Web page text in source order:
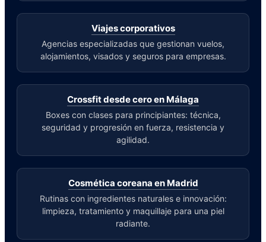
Viajes corporativos
Agencias especializadas que gestionan vuelos,
alojamientos, visados y seguros para empresas.
Crossfit desde cero en Málaga
Boxes con clases para principiantes: técnica,
seguridad y progresión en fuerza, resistencia y
agilidad.
Cosmética coreana en Madrid
Rutinas con ingredientes naturales e innovación:
limpieza, tratamiento y maquillaje para una piel
radiante.